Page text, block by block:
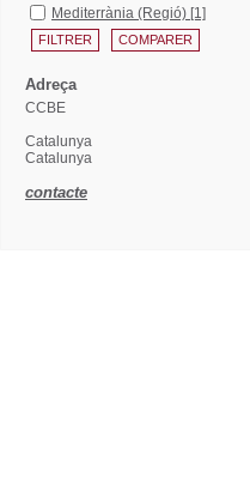
Mediterrània (Regió) [1]
Adreça
CCBE
Catalunya
Catalunya
contacte